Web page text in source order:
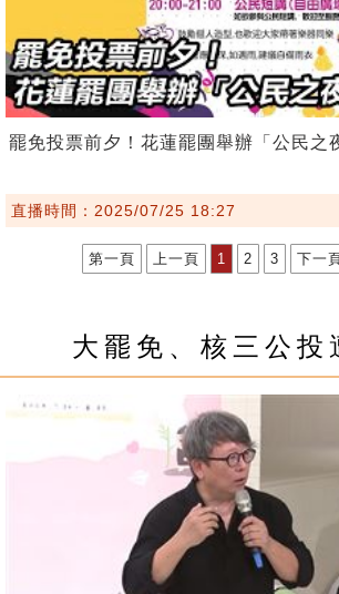
罷免投票前夕！花蓮罷團舉辦「公民之
直播時間：2025/07/25 18:27
第一頁 上一頁 1 2 3 下一
大罷免、核三公投